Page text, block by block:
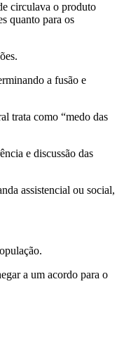
circulava o produto
quanto para os
a fusão e
trata como “medo das
e discussão das
assistencial ou social,
a um acordo para o